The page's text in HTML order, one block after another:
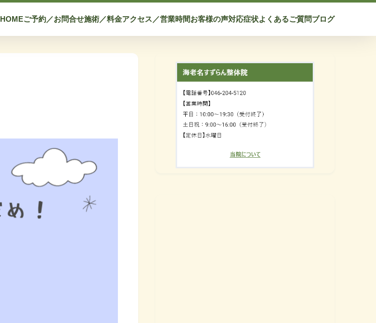
HOMEご予約／お問合せ施術／料金アクセス／営業時間お客様の声対応症状よくあるご質問ブログ